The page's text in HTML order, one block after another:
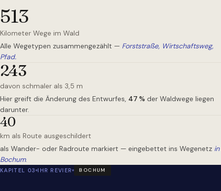
513
Kilometer Wege im Wald
Alle Wegetypen zusammengezählt — Forststraße, Wirtschaftsweg,
Pfad.
243
davon schmaler als 3,5 m
Hier greift die Änderung des Entwurfes, 47 % der Waldwege liegen
darunter.
40
km als Route ausgeschildert
als Wander- oder Radroute markiert — eingebettet ins Wegenetz in
Bochum.
KAPITEL 03 IHR REVIER BOCHUM